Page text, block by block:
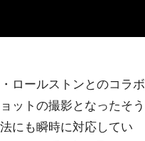
ロールストンとのコラボ
ットの撮影となったそう
にも瞬時に対応してい